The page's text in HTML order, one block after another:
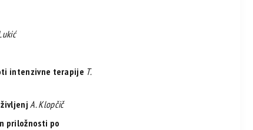
intenzivne terapije T.
življenj A. Klopčič
priložnosti po